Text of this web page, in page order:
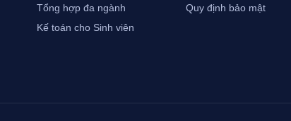
Tổng hợp đa ngành
Kế toán cho Sinh viên
Quy định bảo mật